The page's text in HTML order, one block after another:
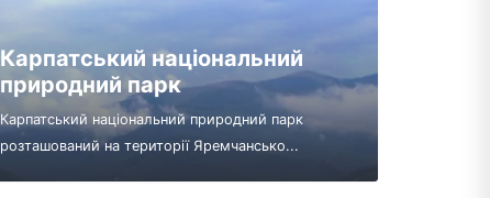
Карпатський національний
природний парк
Карпатський національний природний парк
розташований на території Яремчансько...